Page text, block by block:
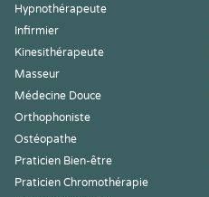
Hypnothérapeute
Infirmier
Kinesithérapeute
Masseur
Médecine Douce
Orthophoniste
Ostéopathe
Praticien Bien-être
Praticien Chromothérapie